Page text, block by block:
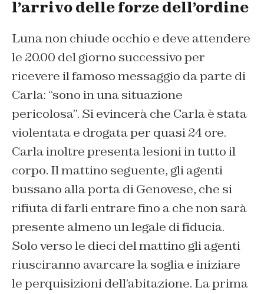
l’arrivo delle forze dell’ordine
Lunanon chiude occhio e deve attendere
le 20.00 del giorno successivo per
ricevere il famoso messaggio da parte di
Carla: “sono in una situazione
pericolosa”. Si evincerà che Carlaè stata
violentata e drogata per quasi 24 ore.
Carla inoltre presentalesioni in tutto il
corpo. Il mattino seguente, gli agenti
bussano alla porta di Genovese, che si
rifiuta di farli entrare fino a che non sarà
presente almeno un legale di fiducia.
Solo verso le dieci del mattino gli agenti
riusciranno avarcare la sogliae iniziare
le perquisizioni dell’abitazione. La prima